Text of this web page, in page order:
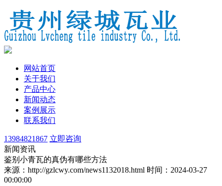
网站首页
关于我们
产品中心
新闻动态
案例展示
联系我们
13984821867 立即咨询
新闻资讯
鉴别小青瓦的真伪有哪些方法
来源：http://gzlcwy.com/news1132018.html 时间：2024-03-27
00:00:00